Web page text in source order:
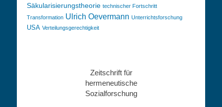
Säkularisierungstheorie technischer Fortschritt
Transformation Ulrich Oevermann Unterrichtsforschung
USA Verteilungsgerechtigkeit
Zeitschrift für
hermeneutische
Sozialforschung